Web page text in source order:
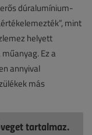
dúralumínium-
mint
helyett
Ez a
annyival
más
tartalmaz.